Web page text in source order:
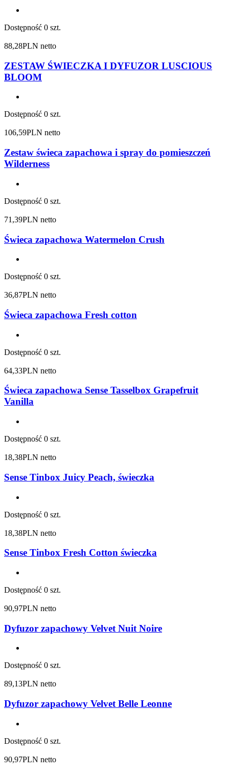
Dostępność 0 szt.
88,28PLN netto
ZESTAW ŚWIECZKA I DYFUZOR LUSCIOUS
BLOOM
Dostępność 0 szt.
106,59PLN netto
Zestaw świeca zapachowa i spray do pomieszczeń
Wilderness
Dostępność 0 szt.
71,39PLN netto
Świeca zapachowa Watermelon Crush
Dostępność 0 szt.
36,87PLN netto
Świeca zapachowa Fresh cotton
Dostępność 0 szt.
64,33PLN netto
Świeca zapachowa Sense Tasselbox Grapefruit
Vanilla
Dostępność 0 szt.
18,38PLN netto
Sense Tinbox Juicy Peach, świeczka
Dostępność 0 szt.
18,38PLN netto
Sense Tinbox Fresh Cotton świeczka
Dostępność 0 szt.
90,97PLN netto
Dyfuzor zapachowy Velvet Nuit Noire
Dostępność 0 szt.
89,13PLN netto
Dyfuzor zapachowy Velvet Belle Leonne
Dostępność 0 szt.
90,97PLN netto